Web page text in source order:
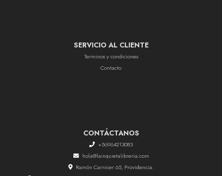
SERVICIO AL CLIENTE
Terminos y condiciones
Contacto
CONTÁCTANOS
+56964213083
hola@lainquietalibreria.com
Ramón Carnicer 65, Providencia.